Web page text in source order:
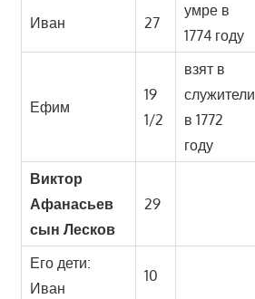
Иван 27
умре в
1774 году
Ефим
19
1/2
взят в
служители
в 1772
году
Виктор
Афанасьев
сын Лесков
29
Его дети:
Иван
10